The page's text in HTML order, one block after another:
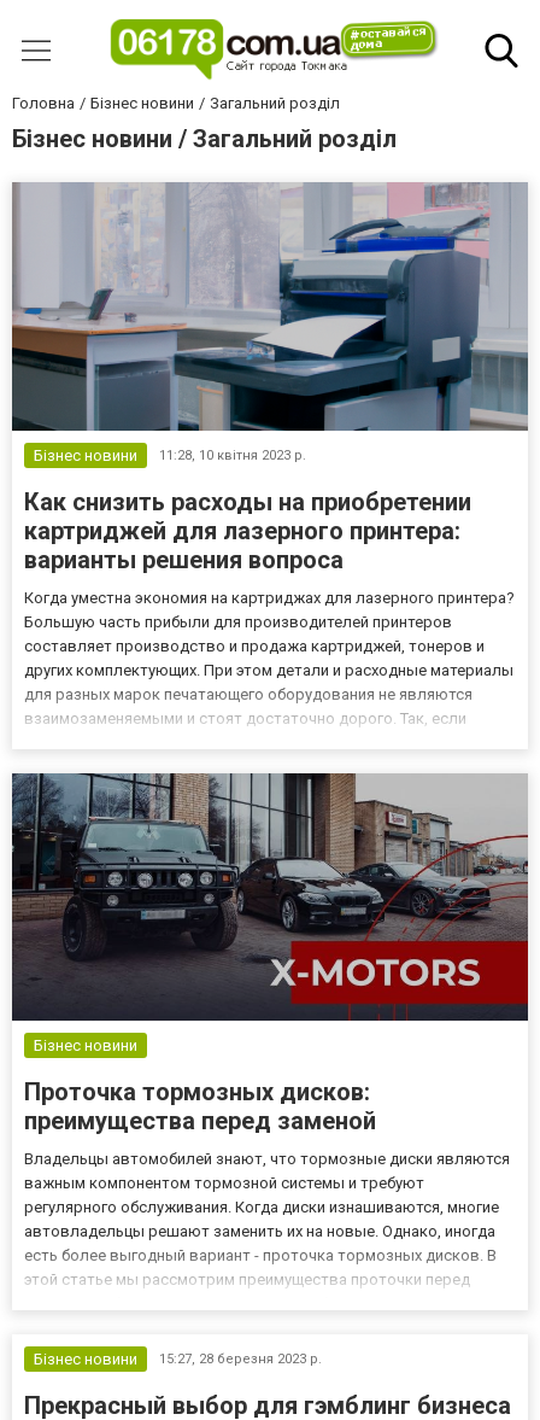
Головна Бізнес новини Загальний розділ
Бізнес новини / Загальний розділ
Бізнес новини 11:28, 10 квітня 2023 р.
Как снизить расходы на приобретении
картриджей для лазерного принтера:
варианты решения вопроса
Когда уместна экономия на картриджах для лазерного принтера?
Большую часть прибыли для производителей принтеров
составляет производство и продажа картриджей, тонеров и
других комплектующих. При этом детали и расходные материалы
для разных марок печатающего оборудования не являются
взаимозаменяемыми и стоят достаточно дорого. Так, если
кошельку. А вла...
Бізнес новини
Проточка тормозных дисков:
преимущества перед заменой
Владельцы автомобилей знают, что тормозные диски являются
важным компонентом тормозной системы и требуют
регулярного обслуживания. Когда диски изнашиваются, многие
автовладельцы решают заменить их на новые. Однако, иногда
есть более выгодный вариант - проточка тормозных дисков. В
этой статье мы рассмотрим преимущества проточки перед
проц...
Бізнес новини 15:27, 28 березня 2023 р.
Прекрасный выбор для гэмблинг бизнеса